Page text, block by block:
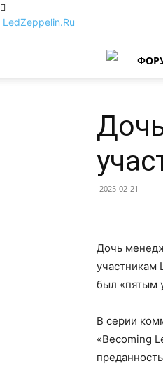
LedZeppelin.Ru
2025-02-21
Дочь
участникам
был «пятым
В серии
«Becoming